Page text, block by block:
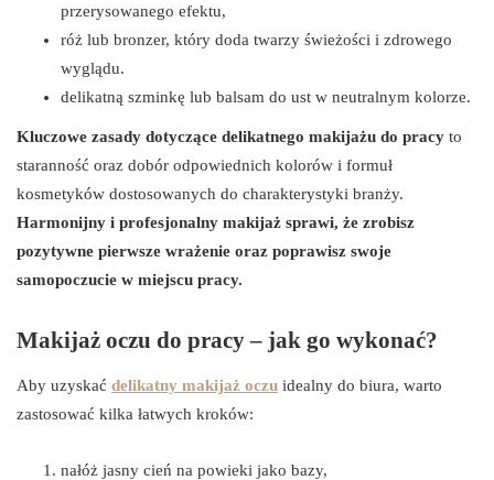
przerysowanego efektu,
róż lub bronzer, który doda twarzy świeżości i zdrowego
wyglądu.
delikatną szminkę lub balsam do ust w neutralnym kolorze.
Kluczowe zasady dotyczące delikatnego makijażu do pracy to
staranność oraz dobór odpowiednich kolorów i formuł
kosmetyków dostosowanych do charakterystyki branży.
Harmonijny i profesjonalny makijaż sprawi, że zrobisz
pozytywne pierwsze wrażenie oraz poprawisz swoje
samopoczucie w miejscu pracy.
Makijaż oczu do pracy – jak go wykonać?
Aby uzyskać delikatny makijaż oczu idealny do biura, warto
zastosować kilka łatwych kroków:
nałóż jasny cień na powieki jako bazy,